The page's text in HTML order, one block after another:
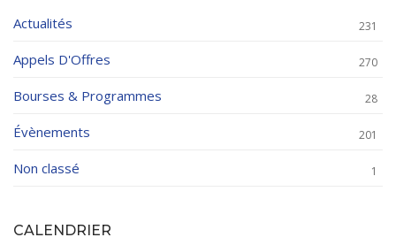
Actualités 231
Appels D'Offres 270
Bourses & Programmes 28
Évènements 201
Non classé 1
CALENDRIER